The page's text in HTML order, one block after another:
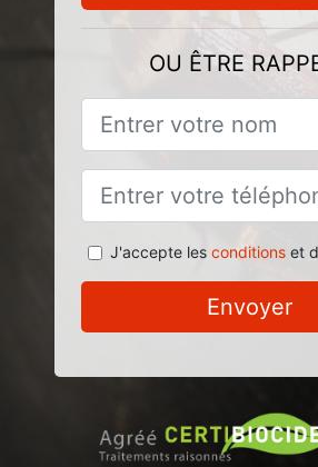
OU ÊTRE
J'accepte les conditionset
Envoyer